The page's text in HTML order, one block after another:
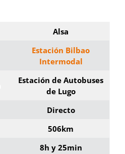
Alsa
Estación Bilbao
Intermodal
Estación de Autobuses
de Lugo
Directo
506km
8h y 25min